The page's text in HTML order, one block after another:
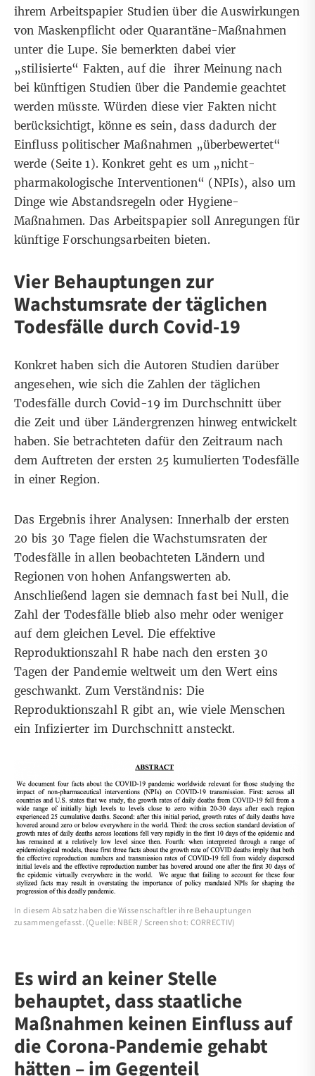
ihrem Arbeitspapier Studien über die Auswirkungen
von Maskenpflicht oder Quarantäne-Maßnahmen
unter die Lupe. Sie bemerkten dabei vier
„stilisierte“ Fakten, auf die ihrer Meinung nach
bei künftigen Studien über die Pandemie geachtet
werden müsste. Würden diese vier Fakten nicht
berücksichtigt, könne es sein, dass dadurch der
Einfluss politischer Maßnahmen „überbewertet“
werde (Seite 1 ). Konkret geht es um „nicht-
pharmakologische Interventionen“ (NPIs), also um
Dinge wie Abstandsregeln oder Hygiene-
Maßnahmen. Das Arbeitspapier soll Anregungen für
künftige Forschungsarbeiten bieten.
Vier Behauptungen zur
Wachstumsrate der täglichen
Todesfälle durch Covid-19
Konkret haben sich die Autoren Studien darüber
angesehen, wie sich die Zahlen der täglichen
Todesfälle durch Covid-19 im Durchschnitt über
die Zeit und über Ländergrenzen hinweg entwickelt
haben. Sie betrachteten dafür den Zeitraum nach
dem Auftreten der ersten 25 kumulierten Todesfälle
in einer Region.
Das Ergebnis ihrer Analysen: Innerhalb der ersten
20 bis 30 Tage fielen die Wachstumsraten der
Todesfälle in allen beobachteten Ländern und
Regionen von hohen Anfangswerten ab.
Anschließend lagen sie demnach fast bei Null, die
Zahl der Todesfälle blieb also mehr oder weniger
auf dem gleichen Level. Die effektive
Reproduktionszahl R habe nach den ersten 30
Tagen der Pandemie weltweit um den Wert eins
geschwankt. Zum Verständnis: Die
Reproduktionszahl R gibt an, wie viele Menschen
ein Infizierter im Durchschnitt ansteckt.
In diesem Absatz haben die Wissenschaftler ihre Behauptungen
zusammengefasst. (Quelle: NBER / Screenshot: CORRECTIV)
Es wird an keiner Stelle
behauptet, dass staatliche
Maßnahmen keinen Einfluss auf
die Corona-Pandemie gehabt
hätten – im Gegenteil